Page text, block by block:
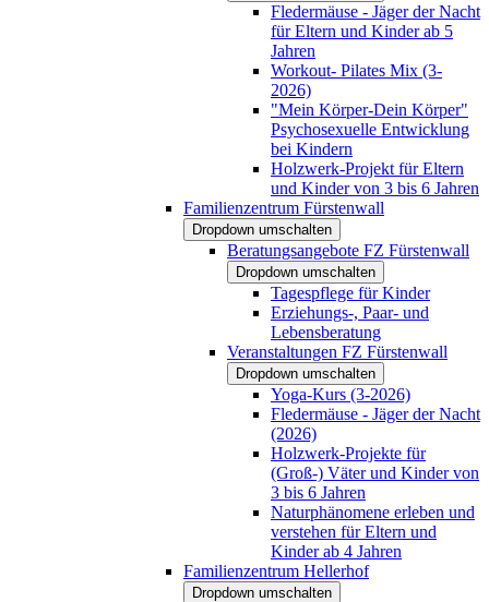
Fledermäuse - Jäger der Nacht
für Eltern und Kinder ab 5
Jahren
Workout- Pilates Mix (3-
2026)
"Mein Körper-Dein Körper"
Psychosexuelle Entwicklung
bei Kindern
Holzwerk-Projekt für Eltern
und Kinder von 3 bis 6 Jahren
Familienzentrum Fürstenwall
Dropdown umschalten
Beratungsangebote FZ Fürstenwall
Dropdown umschalten
Tagespflege für Kinder
Erziehungs-, Paar- und
Lebensberatung
Veranstaltungen FZ Fürstenwall
Dropdown umschalten
Yoga-Kurs (3-2026)
Fledermäuse - Jäger der Nacht
(2026)
Holzwerk-Projekte für
(Groß-) Väter und Kinder von
3 bis 6 Jahren
Naturphänomene erleben und
verstehen für Eltern und
Kinder ab 4 Jahren
Familienzentrum Hellerhof
Dropdown umschalten